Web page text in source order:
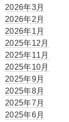
2026年3月
2026年2月
2026年1月
2025年12月
2025年11月
2025年10月
2025年9月
2025年8月
2025年7月
2025年6月